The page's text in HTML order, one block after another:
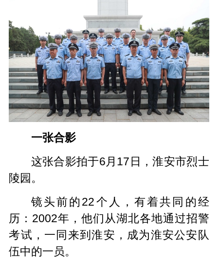
一张合影
这张合影拍于6月17日，淮安市烈士
陵园。
镜头前的22个人，有着共同的经
历：2002年，他们从湖北各地通过招警
考试，一同来到淮安，成为淮安公安队
伍中的一员。